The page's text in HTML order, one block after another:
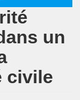
un
civile